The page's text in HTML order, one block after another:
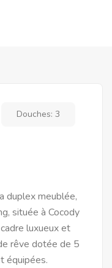
Douches: 3
duplex meublée,
située à Cocody
luxueux et
rêve dotée de 5
équipées.